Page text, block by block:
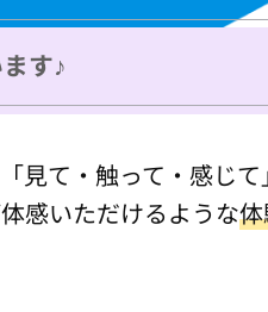
す♪
見て・触って・感じ
感いただけるような